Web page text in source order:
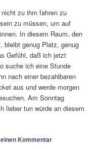
zu ihm fahren zu
zu müssen, um auf
In diesem Raum, den
bleibt genug Platz, genug
Gefühl, daß ich jetzt
suche ich eine Stunde
nach einer bezahlbaren
aus und werde morgen
Am Sonntag
lieber tun würde an diesem
Kommentar